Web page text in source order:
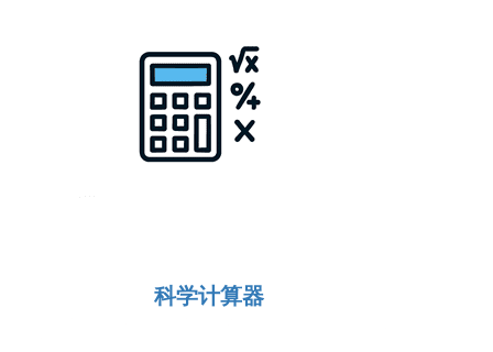
科学计算器